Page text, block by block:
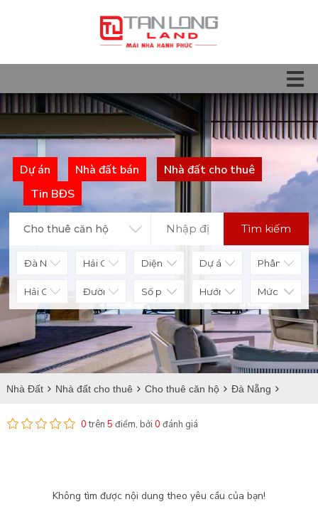
Dự án Nhà đất bán
Nhà đất cho thuê
Tin BĐS
Cho thuê căn hộ Tìm kiếm
Diện tích
Số phòng Hướng nhà Mức giá
Nhà Đất Nhà đất cho thuê Cho thuê căn hộ Đà Nẵng
Hải Châu Cho thuê căn hộ tại Hải Châu I
0trên 5 điểm, bởi 0 đánh giá
Không tìm được nội dung theo yêu cầu của bạn!